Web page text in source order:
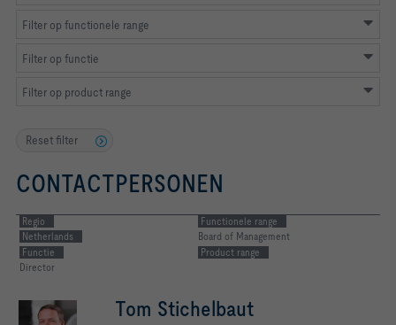
Filter op functionele range
Filter op functie
Filter op product range
Reset filter
CONTACTPERSONEN
Regio
Netherlands
Functionele range
Board of Management
Functie
Director
Product range
Tom Stichelbaut